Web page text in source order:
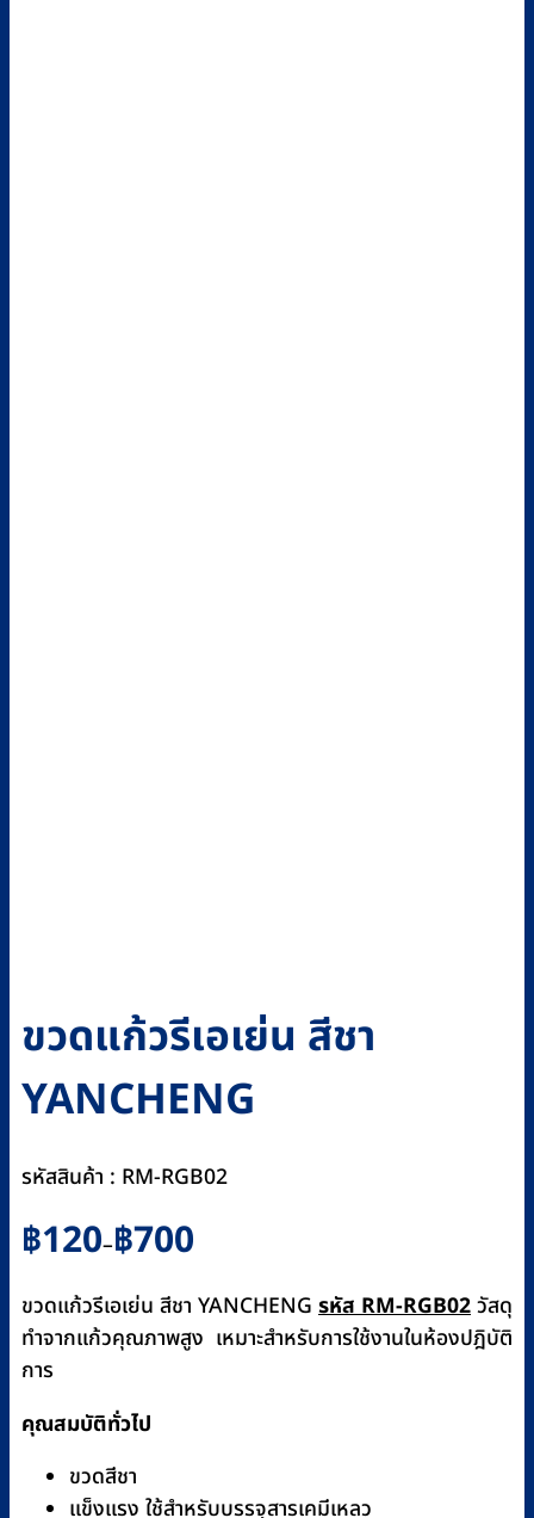
ขวดแก้วรีเอเย่น สีชา
YANCHENG
รหัสสินค้า : RM-RGB02
฿120–฿700
Price
range:
฿120
through
฿700
ขวดแก้วรีเอเย่น สีชา YANCHENG รหัส RM-RGB02วัสดุ
ทำจากแก้วคุณภาพสูง เหมาะสำหรับการใช้งานในห้องปฎิบัติ
การ
คุณสมบัติทั่วไป
ขวดสีชา
แข็งแรง ใช้สำหรับบรรจุสารเคมีเหลว